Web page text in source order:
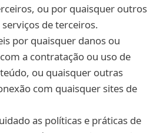
ou por quaisquer outros
de terceiros.
por quaisquer danos ou
a contratação ou uso de
ou quaisquer outras
com quaisquer sites de
as políticas e práticas de